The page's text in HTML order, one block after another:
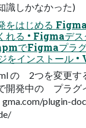
識しかなかった)
をはじめる
れる • Figmaデ
でFigmaプラ
インストール •
の 2つを変更す
開発中の プラグ
plugin-